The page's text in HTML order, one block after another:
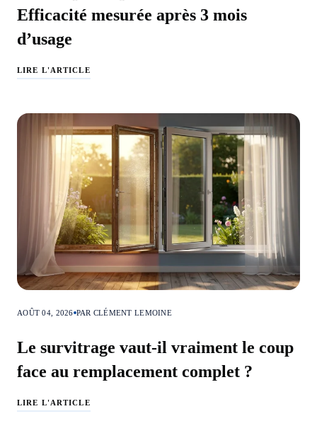
Efficacité mesurée après 3 mois
d’usage
LIRE L'ARTICLE
AOÛT 04, 2026 PAR CLÉMENT LEMOINE
Le survitrage vaut-il vraiment le coup
face au remplacement complet ?
LIRE L'ARTICLE